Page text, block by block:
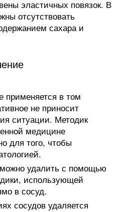
эластичных повязок. В
отсутствовать
сахара и
применяется в том
не приносит
ситуации. Методик
медицине
для того, чтобы
можно удалить с помощью
использующей
в сосуд.
сосудов удаляется